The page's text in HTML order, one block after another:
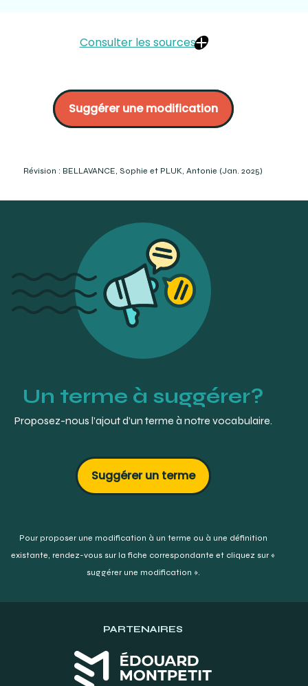
Consulter les sources
de l’œil: du diagnostic à l’équipement optique. Elsevier
Masson SAS. p. 288-290.
http://www.essiloracademy.eu/sites/default/files/
https://www.iso.org/obp/ui/fr/#iso:std:iso:13666:ed-
https://www.iso.org/obp/ui/fr/#iso:std:iso:13666:ed-
Suggérer une modification
Révision : BELLAVANCE, Sophie et PLUK, Antonie (Jan. 2025)
Un terme à suggérer?
Proposez-nous l’ajout d’un terme à notre vocabulaire.
Suggérer un terme
Pour proposer une modification à un terme ou à une définition
existante, rendez-vous sur la fiche correspondante et cliquez sur «
suggérer une modification ».
PARTENAIRES